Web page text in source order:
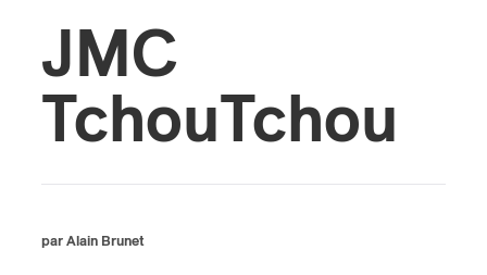
JMC
TchouTchou
par Alain Brunet